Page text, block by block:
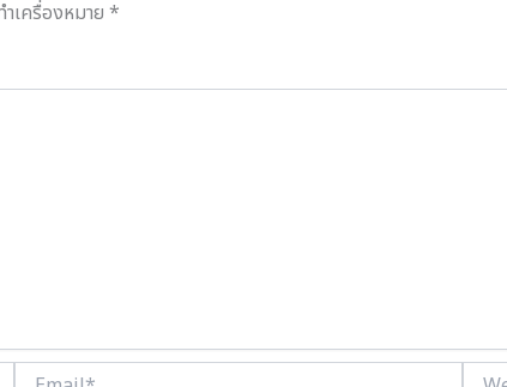
เครื่องหมาย *
Email*